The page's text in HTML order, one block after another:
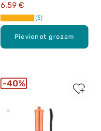
Pievienot grozam
6,59 €
5
40%